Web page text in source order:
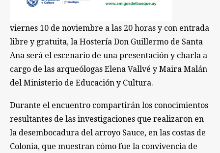
viernes 10 de noviembre a las 20 horas y con entrada
libre y gratuita, la Hostería Don Guillermo de Santa
Ana será el escenario de una presentación y charla a
cargo de las arqueólogas Elena Vallvé y Maira Malán
del Ministerio de Educación y Cultura.
Durante el encuentro compartirán los conocimientos
resultantes de las investigaciones que realizaron en
la desembocadura del arroyo Sauce, en las costas de
Colonia, que muestran cómo fue la convivencia de